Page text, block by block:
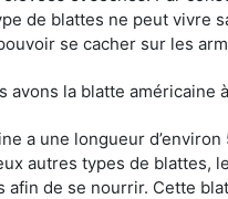
de blattes ne peut vivre
se cacher sur les
avons la blatte américaine
a une longueur
autres types de blattes,
afin de se nourrir. Cette